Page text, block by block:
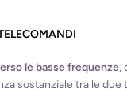
le basse frequenze,
sostanziale tra le due